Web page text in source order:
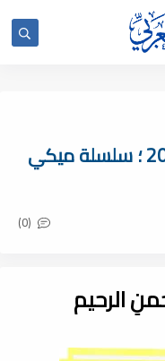
تحميل كتاب بطوط العام 2000 ؛ سلسلة ميكي
(0)
الرحيم